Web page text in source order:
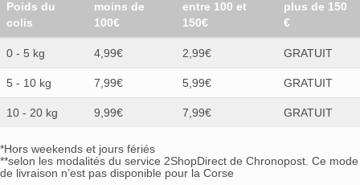
Poids du
colis
moins de
100€
entre 100 et
150€
plus de 150
€
0 - 5 kg 4,99€ 2,99€ GRATUIT
5 - 10 kg 7,99€ 5,99€ GRATUIT
10 - 20 kg 9,99€ 7,99€ GRATUIT
*Hors weekends et jours fériés
**selon les modalités du service 2ShopDirect de Chronopost. Ce mode
de livraison n’est pas disponible pour la Corse